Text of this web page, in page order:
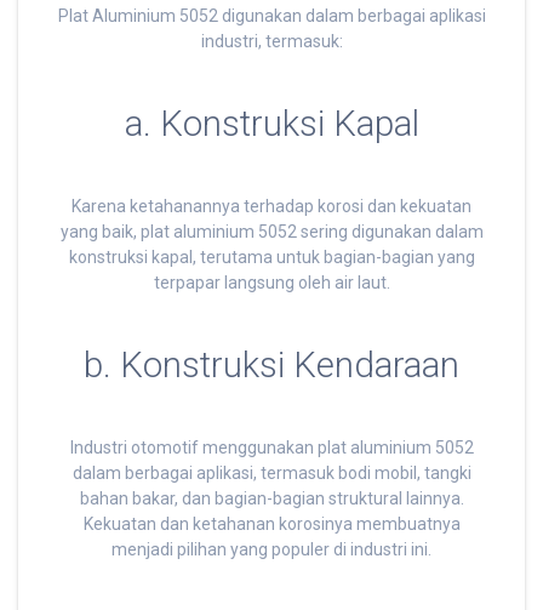
Plat Aluminium 5052 digunakan dalam berbagai aplikasi
industri, termasuk:
a. Konstruksi Kapal
Karena ketahanannya terhadap korosi dan kekuatan
yang baik, plat aluminium 5052 sering digunakan dalam
konstruksi kapal, terutama untuk bagian-bagian yang
terpapar langsung oleh air laut.
b. Konstruksi Kendaraan
Industri otomotif menggunakan plat aluminium 5052
dalam berbagai aplikasi, termasuk bodi mobil, tangki
bahan bakar, dan bagian-bagian struktural lainnya.
Kekuatan dan ketahanan korosinya membuatnya
menjadi pilihan yang populer di industri ini.